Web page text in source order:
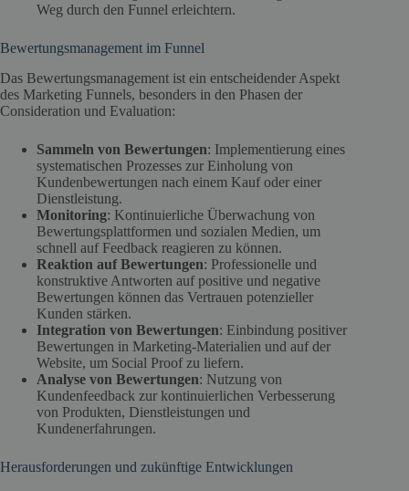
Weg durch den Funnel erleichtern.
Bewertungsmanagement im Funnel
Das Bewertungsmanagement ist ein entscheidender Aspekt
des Marketing Funnels, besonders in den Phasen der
Consideration und Evaluation:
Sammeln von Bewertungen: Implementierung eines
systematischen Prozesses zur Einholung von
Kundenbewertungen nach einem Kauf oder einer
Dienstleistung.
Monitoring: Kontinuierliche Überwachung von
Bewertungsplattformen und sozialen Medien, um
schnell auf Feedback reagieren zu können.
Reaktion auf Bewertungen: Professionelle und
konstruktive Antworten auf positive und negative
Bewertungen können das Vertrauen potenzieller
Kunden stärken.
Integration von Bewertungen: Einbindung positiver
Bewertungen in Marketing-Materialien und auf der
Website, um Social Proof zu liefern.
Analyse von Bewertungen: Nutzung von
Kundenfeedback zur kontinuierlichen Verbesserung
von Produkten, Dienstleistungen und
Kundenerfahrungen.
Herausforderungen und zukünftige Entwicklungen